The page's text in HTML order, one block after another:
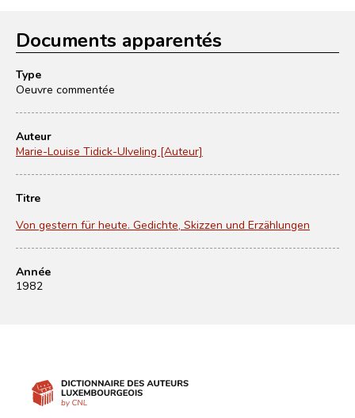
Documents apparentés
Type
Oeuvre commentée
Auteur
Marie-Louise Tidick-Ulveling [Auteur]
Titre
Von gestern für heute. Gedichte, Skizzen und Erzählungen
Année
1982